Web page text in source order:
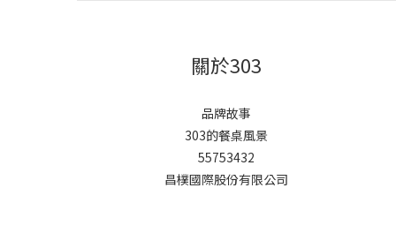
關於303
品牌故事
303的餐桌風景
55753432
昌樸國際股份有限公司